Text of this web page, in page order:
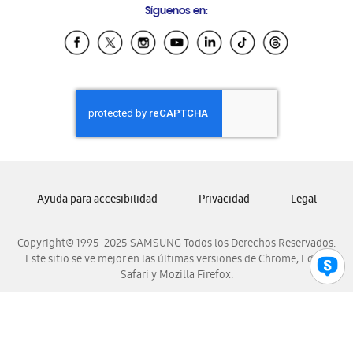
Samsung Ecuador
Samsung El Salvador
Samsung Honduras
Samsung Nicaragua
Samsung Panamá
Samsung Venezuela
Síguenos en:
Copyright© 1995-2025 SAMSUNG Todos los Derechos Reservados.
Este sitio se ve mejor en las últimas versiones de Chrome, Edge,
Safari y Mozilla Firefox.
Ayuda para accesibilidad Privacidad Legal